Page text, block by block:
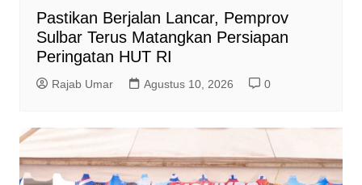
Pastikan Berjalan Lancar, Pemprov
Sulbar Terus Matangkan Persiapan
Peringatan HUT RI
Rajab Umar Agustus 10, 2026 0